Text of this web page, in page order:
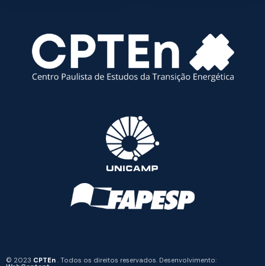
© 2023 CPTEn . Todos os direitos reservados. Desenvolvimento: